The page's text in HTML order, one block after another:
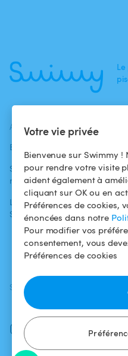
Votre vie privée
Bienvenue sur Swimmy !
pour rendre votre visite
aident également à
cliquant sur OK ou en
Préférences de cookies,
énoncées dans notre
Pour modifier vos
consentement, vous
Préférences de cookies
ACTUALITÉS
Blog
Swimmy dans les
médias
L'aventure
Swimmy
Pour
Louer
SUIVEZ-NOUS
Facebook
Instagram